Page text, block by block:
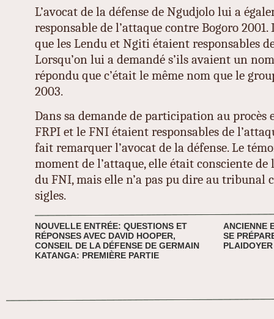
L’avocat de la défense de Ngudjolo lui a
responsable de l’attaque contre Bogoro
que les Lendu et Ngiti étaient responsables
Lorsqu’on lui a demandé s’ils avaient un
répondu que c’était le même nom que le
2003.
Dans sa demande de participation au procès
FRPI et le FNI étaient responsables de
fait remarquer l’avocat de la défense. Le
moment de l’attaque, elle était consciente de
du FNI, mais elle n’a pas pu dire au tribunal
sigles.
ANCIENNE
SE
NOUVELLE ENTRÉE: QUESTIONS ET
RÉPONSES AVEC DAVID HOOPER,
CONSEIL DE LA DÉFENSE DE GERMAIN
KATANGA: PREMIÈRE PARTIE